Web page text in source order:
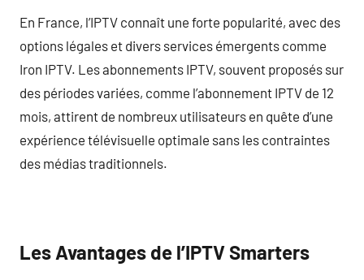
En France, l’IPTV connaît une forte popularité, avec des
options légales et divers services émergents comme
Iron IPTV. Les abonnements IPTV, souvent proposés sur
des périodes variées, comme l’abonnement IPTV de 12
mois, attirent de nombreux utilisateurs en quête d’une
expérience télévisuelle optimale sans les contraintes
des médias traditionnels.
Les Avantages de l’IPTV Smarters